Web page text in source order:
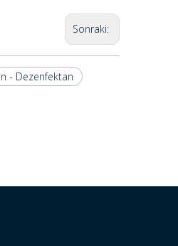
Sonraki:
- Dezenfektan